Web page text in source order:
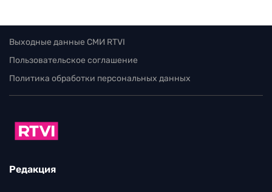
Выходные данные СМИ RTVI
Пользовательское соглашение
Политика обработки персональных данных
Редакция